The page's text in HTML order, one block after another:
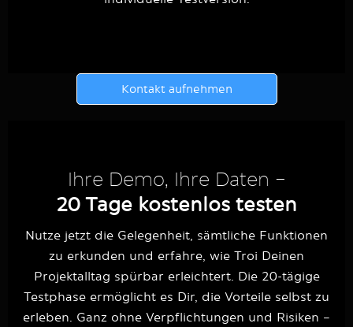
Kontakt aufnehmen
Ihre Demo, Ihre Daten –
20 Tage kostenlos testen
Nutze jetzt die Gelegenheit, sämtliche Funktionen
zu erkunden und erfahre, wie Troi Deinen
Projektalltag spürbar erleichtert. Die 20-tägige
Testphase ermöglicht es Dir, die Vorteile selbst zu
erleben. Ganz ohne Verpflichtungen und Risiken –